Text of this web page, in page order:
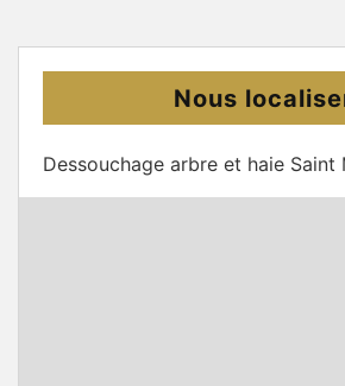
Nous
Dessouchage arbre et haie Saint